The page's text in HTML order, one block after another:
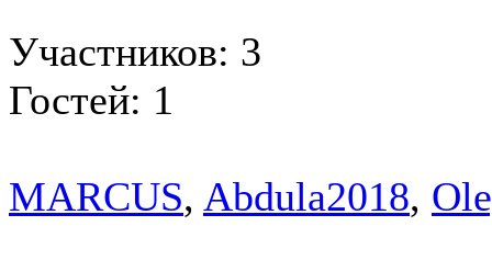
Участников: 3
Гостей: 1
MARCUS, Abdula2018,